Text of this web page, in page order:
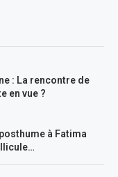
: La rencontre de
en vue ?
à Fatima